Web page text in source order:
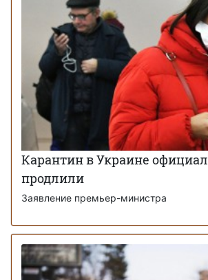
Карантин в Украине
продлили
Заявление премьер-министра